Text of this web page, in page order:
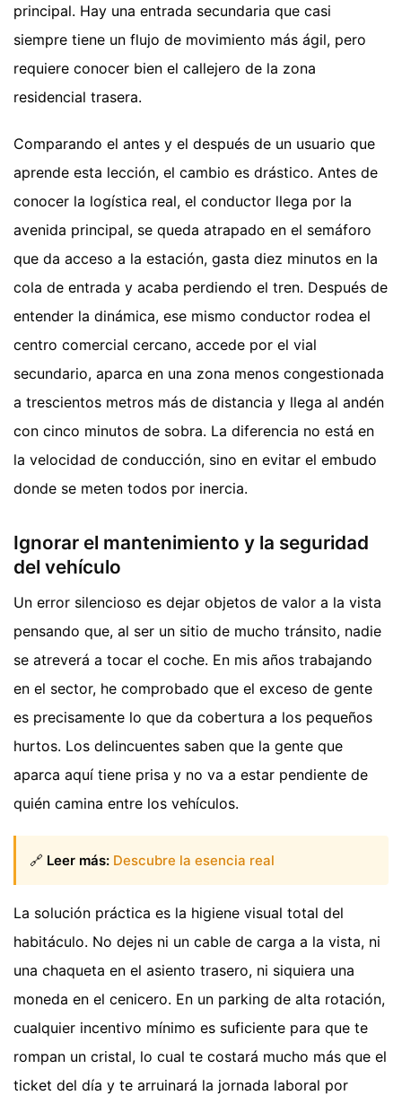
principal. Hay una entrada secundaria que casi
siempre tiene un flujo de movimiento más ágil, pero
requiere conocer bien el callejero de la zona
residencial trasera.
Comparando el antes y el después de un usuario que
aprende esta lección, el cambio es drástico. Antes de
conocer la logística real, el conductor llega por la
avenida principal, se queda atrapado en el semáforo
que da acceso a la estación, gasta diez minutos en la
cola de entrada y acaba perdiendo el tren. Después de
entender la dinámica, ese mismo conductor rodea el
centro comercial cercano, accede por el vial
secundario, aparca en una zona menos congestionada
a trescientos metros más de distancia y llega al andén
con cinco minutos de sobra. La diferencia no está en
la velocidad de conducción, sino en evitar el embudo
donde se meten todos por inercia.
Ignorar el mantenimiento y la seguridad
del vehículo
Un error silencioso es dejar objetos de valor a la vista
pensando que, al ser un sitio de mucho tránsito, nadie
se atreverá a tocar el coche. En mis años trabajando
en el sector, he comprobado que el exceso de gente
es precisamente lo que da cobertura a los pequeños
hurtos. Los delincuentes saben que la gente que
aparca aquí tiene prisa y no va a estar pendiente de
quién camina entre los vehículos.
🔗 Leer más: Descubre la esencia real
La solución práctica es la higiene visual total del
habitáculo. No dejes ni un cable de carga a la vista, ni
una chaqueta en el asiento trasero, ni siquiera una
moneda en el cenicero. En un parking de alta rotación,
cualquier incentivo mínimo es suficiente para que te
rompan un cristal, lo cual te costará mucho más que el
ticket del día y te arruinará la jornada laboral por